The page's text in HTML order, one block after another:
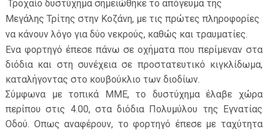
ΕΦΗΜΕΡΙΔΑ Η ΠΑΡΓΑ
ΠΛΗΡΟΦΟΡΙΕΣ
Τροχαίο δυστύχημα σημειώθηκε το απόγευμα της
Μεγάλης Τρίτης στην Κοζάνη, με τις πρώτες πληροφορίες
να κάνουν λόγο για δύο νεκρούς, καθώς και τραυματίες.
Ενα φορτηγό έπεσε πάνω σε οχήματα που περίμεναν στα
διόδια και στη συνέχεια σε προστατευτικό κιγκλίδωμα,
καταλήγοντας στο κουβούκλιο των διοδίων.
Σύμφωνα με τοπικά ΜΜΕ, το δυστύχημα έλαβε χώρα
περίπου στις 4.00, στα διόδια Πολυμύλου της Εγνατίας
Οδού. Οπως αναφέρουν, το φορτηγό έπεσε με ταχύτητα